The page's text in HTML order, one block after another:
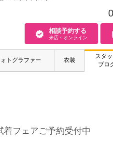
相談予約する
来店・オンライン
トグラファー 衣装
スタ
ブロ
着フェアご予約受付中